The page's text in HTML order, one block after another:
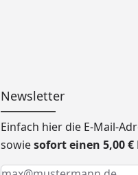
Newsletter
Einfach hier die E-Mail-
sowiesofort einen 5,00
Keine Eingabe erforderlich
Eingabe erforderlich
E-Mail *